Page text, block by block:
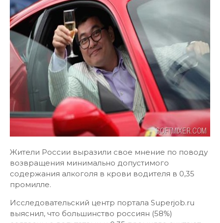
Жители России выразили свое мнение по поводу
возвращения минимально допустимого
содержания алкоголя в крови водителя в 0,35
промилле.
Исследовательский центр портала Superjob.ru
выяснил, что большинство россиян (58%)